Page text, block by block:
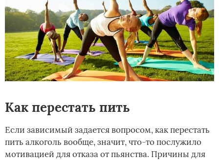
Как перестать пить
Если зависимый задается вопросом, как перестать
пить алкоголь вообще, значит, что-то послужило
мотивацией для отказа от пьянства. Причины для